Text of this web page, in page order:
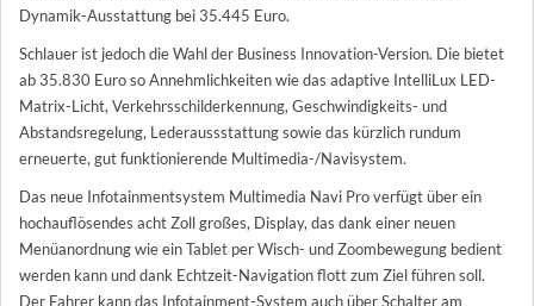
Dynamik-Ausstattung bei 35.445 Euro.
Schlauer ist jedoch die Wahl der Business Innovation-Version. Die bietet
ab 35.830 Euro so Annehmlichkeiten wie das adaptive IntelliLux LED-
Matrix-Licht, Verkehrsschilderkennung, Geschwindigkeits- und
Abstandsregelung, Lederaussstattung sowie das kürzlich rundum
erneuerte, gut funktionierende Multimedia-/Navisystem.
Das neue Infotainmentsystem Multimedia Navi Pro verfügt über ein
hochauflösendes acht Zoll großes, Display, das dank einer neuen
Menüanordnung wie ein Tablet per Wisch- und Zoombewegung bedient
werden kann und dank Echtzeit-Navigation flott zum Ziel führen soll.
Der Fahrer kann das Infotainment-System auch über Schalter am